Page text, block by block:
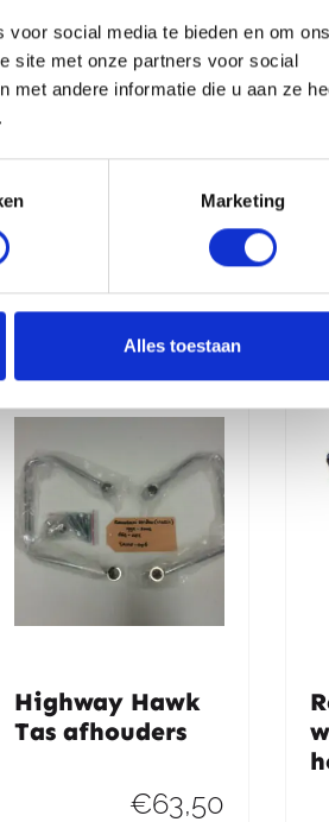
social media te bieden en om ons
site met onze partners voor social
met andere informatie die u aan ze
Marketing
Alles toestaan
Highway Hawk
Tas afhouders
€63,50